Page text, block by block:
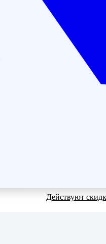
144 часа
Цена: 9 000
Действуют